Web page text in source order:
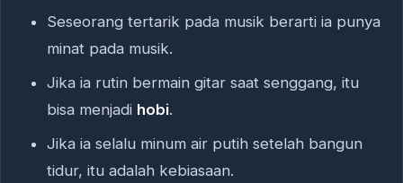
Seseorang tertarik pada musik berarti ia punya
minat pada musik.
Jika ia rutin bermain gitar saat senggang, itu
bisa menjadi hobi.
Jika ia selalu minum air putih setelah bangun
tidur, itu adalah kebiasaan.